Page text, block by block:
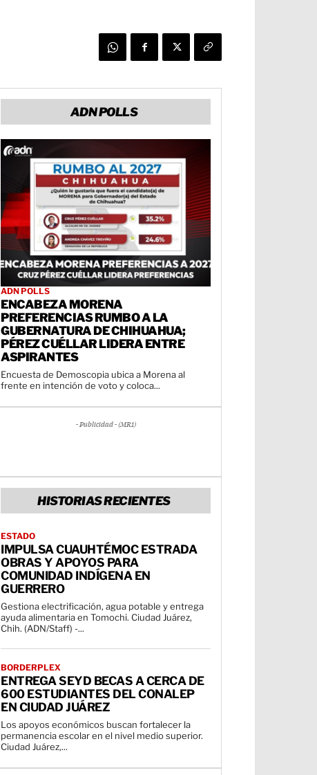
ADN POLLS
ADN POLLS
ENCABEZA MORENA
PREFERENCIAS RUMBO A LA
GUBERNATURA DE CHIHUAHUA;
PÉREZ CUÉLLAR LIDERA ENTRE
ASPIRANTES
Encuesta de Demoscopia ubica a Morena al
frente en intención de voto y coloca...
- Publicidad - (MR1)
HISTORIAS RECIENTES
ESTADO
IMPULSA CUAUHTÉMOC ESTRADA
OBRAS Y APOYOS PARA
COMUNIDAD INDÍGENA EN
GUERRERO
Gestiona electrificación, agua potable y entrega
ayuda alimentaria en Tomochi. Ciudad Juárez,
Chih. (ADN/Staff) -...
BORDERPLEX
ENTREGA SEYD BECAS A CERCA DE
600 ESTUDIANTES DEL CONALEP
EN CIUDAD JUÁREZ
Los apoyos económicos buscan fortalecer la
permanencia escolar en el nivel medio superior.
Ciudad Juárez,...